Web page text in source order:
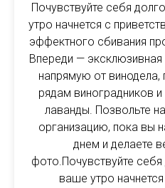
Почувствуйте себя
утро начнется с
эффектного сбивания
Впереди — эксклюзивная
напрямую от винодела,
рядам виноградников
лаванды. Позвольте
организацию, пока вы
днем и делаете
фото.Почувствуйте
ваше утро